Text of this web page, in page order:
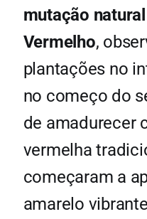
mutação
Vermelho,
plantações no
no começo do
de amadurecer
vermelha
começaram a
amarelo